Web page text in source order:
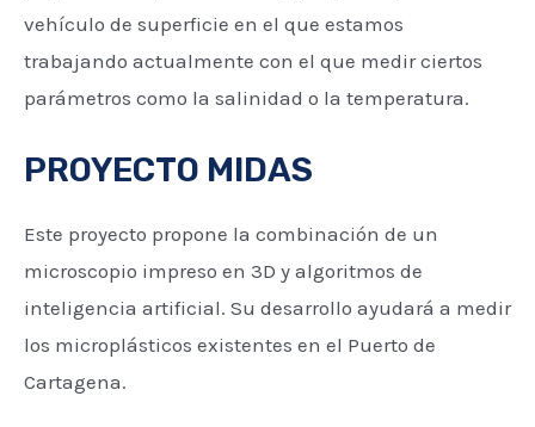
vehículo de superficie en el que estamos
trabajando actualmente con el que medir ciertos
parámetros como la salinidad o la temperatura.
PROYECTO MIDAS
Este proyecto propone la combinación de un
microscopio impreso en 3D y algoritmos de
inteligencia artificial. Su desarrollo ayudará a medir
los microplásticos existentes en el Puerto de
Cartagena.